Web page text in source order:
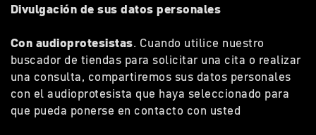
Divulgación de sus datos personales
Con audioprotesistas. Cuando utilice nuestro
buscador de tiendas para solicitar una cita o realizar
una consulta, compartiremos sus datos personales
con el audioprotesista que haya seleccionado para
que pueda ponerse en contacto con usted